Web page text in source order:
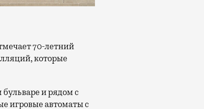
которые
и рядом с
игровые автоматы с